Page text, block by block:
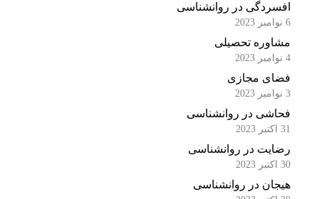
افسردگی در روانشناسی
مشاوره تحصیلی
فضای مجازی
فحاشی در روانشناسی
رضایت در روانشناسی
هیجان در روانشناسی